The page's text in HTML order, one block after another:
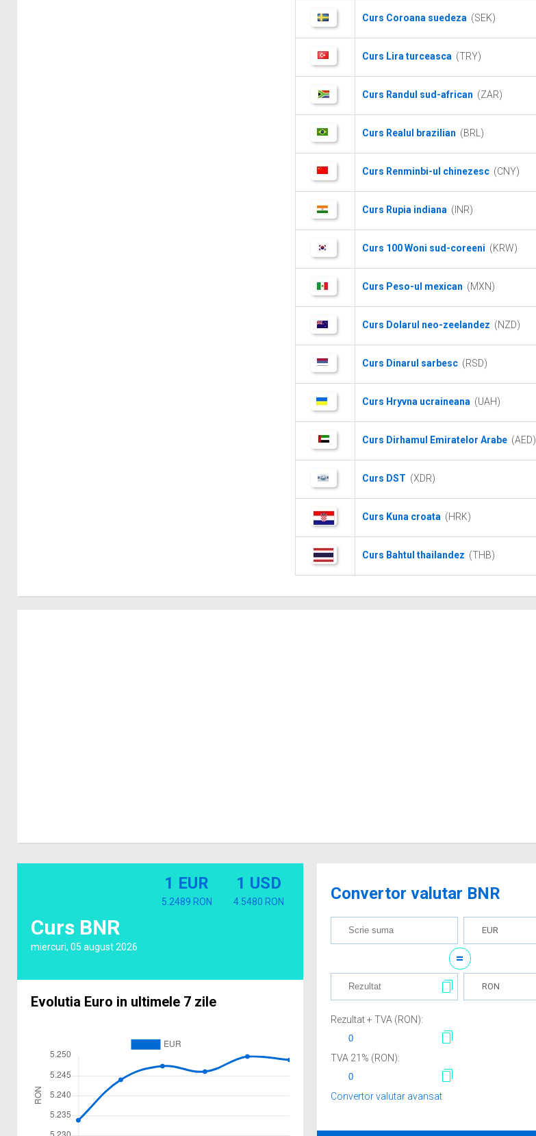
Curs Coroana suedeza (SEK)
Curs Lira turceasca (TRY)
Curs Randul sud-african (ZAR)
Curs Realul brazilian (BRL)
Curs Renminbi-ul chinezesc (CNY)
Curs Rupia indiana (INR)
Curs 100 Woni sud-coreeni (KRW)
Curs Peso-ul mexican (MXN)
Curs Dolarul neo-zeelandez (NZD)
Curs Dinarul sarbesc (RSD)
Curs Hryvna ucraineana (UAH)
Curs Dirhamul Emiratelor Arabe (AED)
Curs DST (XDR)
Curs Kuna croata (HRK)
Curs Bahtul thailandez (THB)
Curs BNR
miercuri, 05 august 2026
1 EUR
5.2489 RON
1 USD
4.5480 RON
Evolutia Euro in ultimele 7 zile
Convertor valutar BNR
EUR
=
RON
Rezultat + TVA (RON):
TVA 21 % (RON):
Convertor valutar avansat